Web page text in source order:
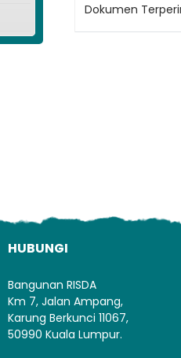
Dokumen
HUBUNGI
Bangunan RISDA
Km 7, Jalan Ampang,
Karung Berkunci 11067,
50990 Kuala Lumpur.